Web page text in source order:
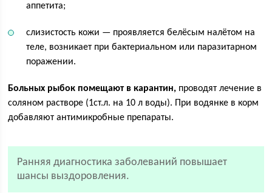
аппетита;
слизистость кожи — проявляется белёсым налётом на
теле, возникает при бактериальном или паразитарном
поражении.
Больных рыбок помещают в карантин, проводят лечение в
соляном растворе (1ст.л. на 10 л воды). При водянке в корм
добавляют антимикробные препараты.
Ранняя диагностика заболеваний повышает
шансы выздоровления.